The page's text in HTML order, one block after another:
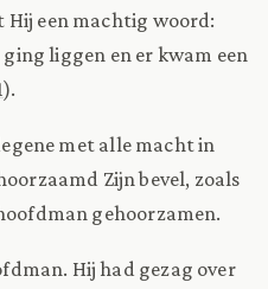
een machtig woord:
liggen en er kwam een
).
met alle macht in
Zijn bevel, zoals
gehoorzamen.
Hij had gezag over